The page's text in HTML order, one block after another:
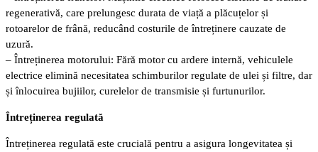
regenerativă, care prelungesc durata de viață a plăcuțelor și
rotoarelor de frână, reducând costurile de întreținere cauzate de
uzură.
– Întreținerea motorului: Fără motor cu ardere internă, vehiculele
electrice elimină necesitatea schimburilor regulate de ulei și filtre, dar
și înlocuirea bujiilor, curelelor de transmisie și furtunurilor.
Întreținerea regulată
Întreținerea regulată este crucială pentru a asigura longevitatea și